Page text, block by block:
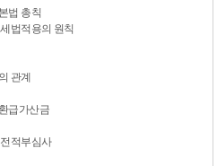
법 총칙
법적용의 원칙
관계
급가산금
적부심사